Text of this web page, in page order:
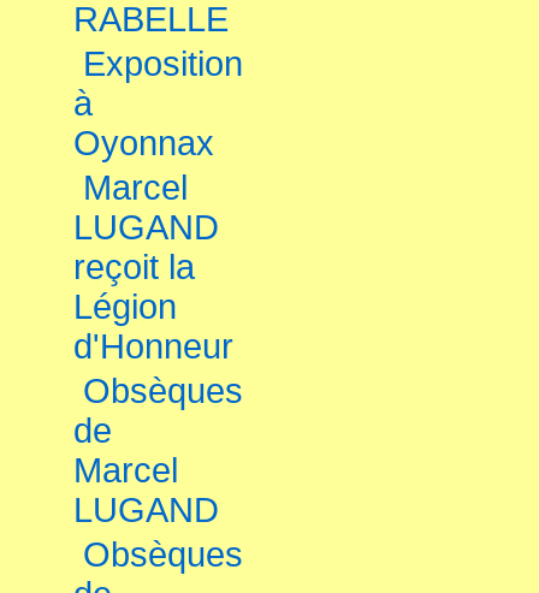
RABELLE
Exposition
à
Oyonnax
Marcel
LUGAND
reçoit la
Légion
d'Honneur
Obsèques
de
Marcel
LUGAND
Obsèques